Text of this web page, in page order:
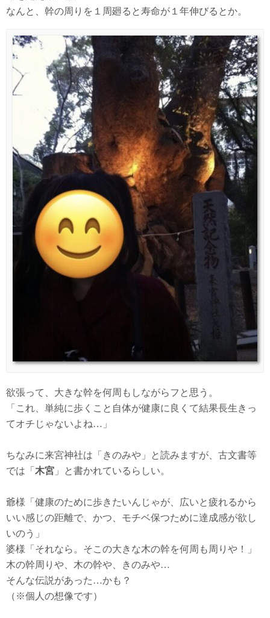
なんと、幹の周りを１周廻ると寿命が１年伸びるとか。
欲張って、大きな幹を何周もしながらフと思う。
「これ、単純に歩くこと自体が健康に良くて結果長生きっ
てオチじゃないよね…」
ちなみに来宮神社は「きのみや」と読みますが、古文書等
では「 木宮 」と書かれているらしい。
爺様「健康のために歩きたいんじゃが、広いと疲れるから
いい感じの距離で、かつ、モチベ保つために達成感が欲し
いのう」
婆様「それなら。そこの大きな木の幹を何周も周りや！」
木の幹周りや、木の幹や、きのみや…
そんな伝説があった…かも？
（※個人の想像です）